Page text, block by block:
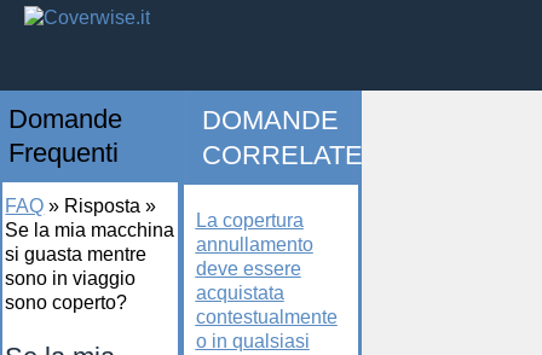
Domande
Frequenti
FAQ » Risposta »
Se la mia macchina
si guasta mentre
sono in viaggio
sono coperto?
DOMANDE
CORRELATE
La copertura
annullamento
deve essere
acquistata
contestualmente
o in qualsiasi